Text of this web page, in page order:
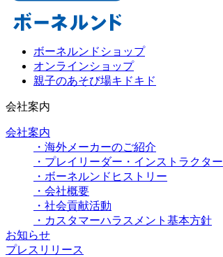
ボーネルンドショップ
オンラインショップ
親子のあそび場キドキド
会社案内
会社案内
・海外メーカーのご紹介
・プレイリーダー・インストラクター
・ボーネルンドヒストリー
・会社概要
・社会貢献活動
・カスタマーハラスメント基本方針
お知らせ
プレスリリース